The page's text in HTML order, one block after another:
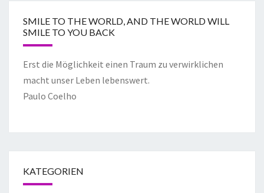
SMILE TO THE WORLD, AND THE WORLD WILL
SMILE TO YOU BACK
Erst die Möglichkeit einen Traum zu verwirklichen
macht unser Leben lebenswert.
Paulo Coelho
KATEGORIEN